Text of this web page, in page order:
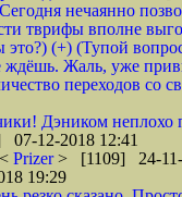
нечаянно
тврифы вполне
(+) (Тупой
ждёшь. Жаль, уже
переходов
Дэником
12-2018 12:41
< Prizer> [1109] 24-11-
19:29